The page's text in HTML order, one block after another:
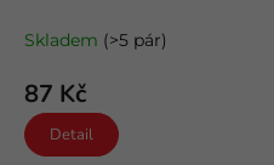
Skladem (>5 pár)
87 Kč
Detail